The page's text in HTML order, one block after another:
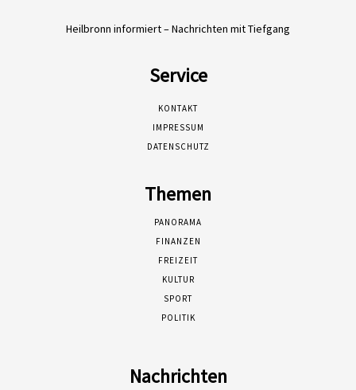
Heilbronn informiert – Nachrichten mit Tiefgang
Service
KONTAKT
IMPRESSUM
DATENSCHUTZ
Themen
PANORAMA
FINANZEN
FREIZEIT
KULTUR
SPORT
POLITIK
Nachrichten